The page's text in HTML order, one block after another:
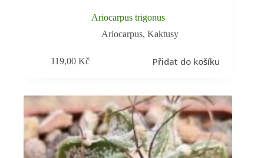
Ariocarpus trigonus
Ariocarpus, Kaktusy
119,00 Kč Přidat do košíku